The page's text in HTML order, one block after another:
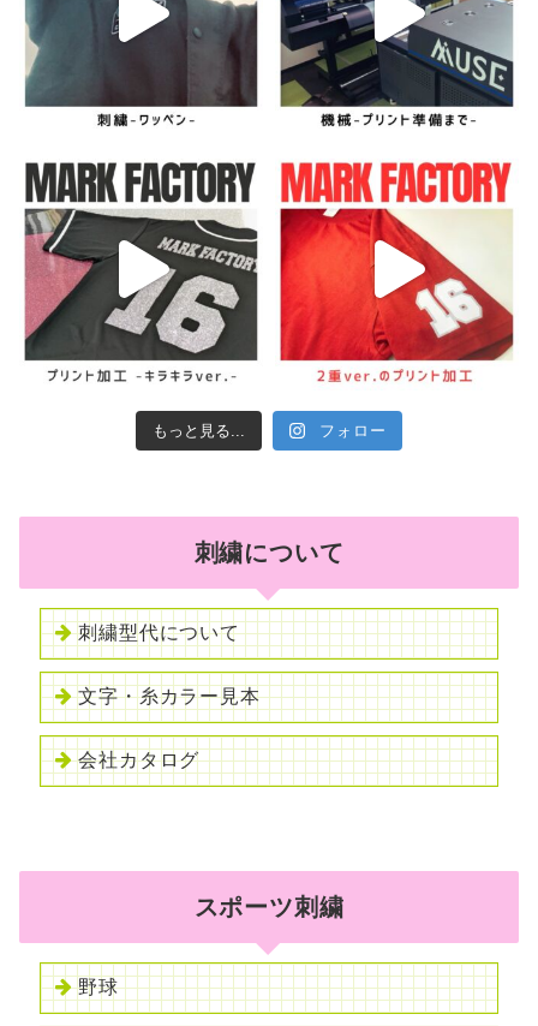
もっと見る... フォロー
刺繍について
刺繍型代について
文字・糸カラー見本
会社カタログ
スポーツ刺繍
野球